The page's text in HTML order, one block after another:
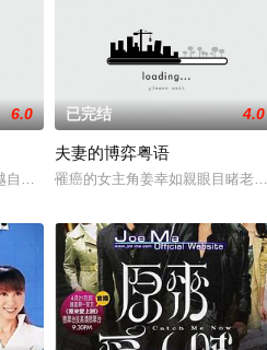
都是以
錢與權勢、追求不屬於自己的愛，非份之
6.0
自我，然而，當欲望失控，過份貪圖金
已完结 4.0
夫妻的博弈粤语
罹癌的女主角姜幸如親眼目睹老